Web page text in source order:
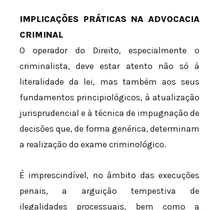
IMPLICAÇÕES PRÁTICAS NA ADVOCACIA
CRIMINAL
O operador do Direito, especialmente o
criminalista, deve estar atento não só à
literalidade da lei, mas também aos seus
fundamentos principiológicos, à atualização
jurisprudencial e à técnica de impugnação de
decisões que, de forma genérica, determinam
a realização do exame criminológico.
É imprescindível, no âmbito das execuções
penais, a arguição tempestiva de
ilegalidades processuais, bem como a